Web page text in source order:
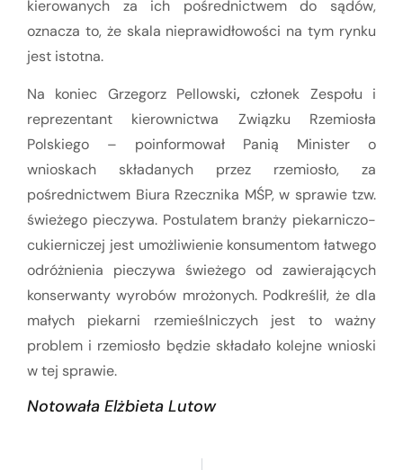
kierowanych za ich pośrednictwem do sądów,
oznacza to, że skala nieprawidłowości na tym rynku
jest istotna.
Na koniec Grzegorz Pellowski, członek Zespołu i
reprezentant kierownictwa Związku Rzemiosła
Polskiego – poinformował Panią Minister o
wnioskach składanych przez rzemiosło, za
pośrednictwem Biura Rzecznika MŚP, w sprawie tzw.
świeżego pieczywa. Postulatem branży piekarniczo-
cukierniczej jest umożliwienie konsumentom łatwego
odróżnienia pieczywa świeżego od zawierających
konserwanty wyrobów mrożonych. Podkreślił, że dla
małych piekarni rzemieślniczych jest to ważny
problem i rzemiosło będzie składało kolejne wnioski
w tej sprawie.
Notowała Elżbieta Lutow